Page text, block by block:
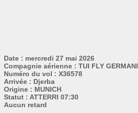
Date : mercredi 27 mai 2026
Compagnie aérienne : TUI FLY GERMANI
Numéro du vol : X36578
Arrivée : Djerba
Origine : MUNICH
Statut : ATTERRI 07:30
Aucun retard